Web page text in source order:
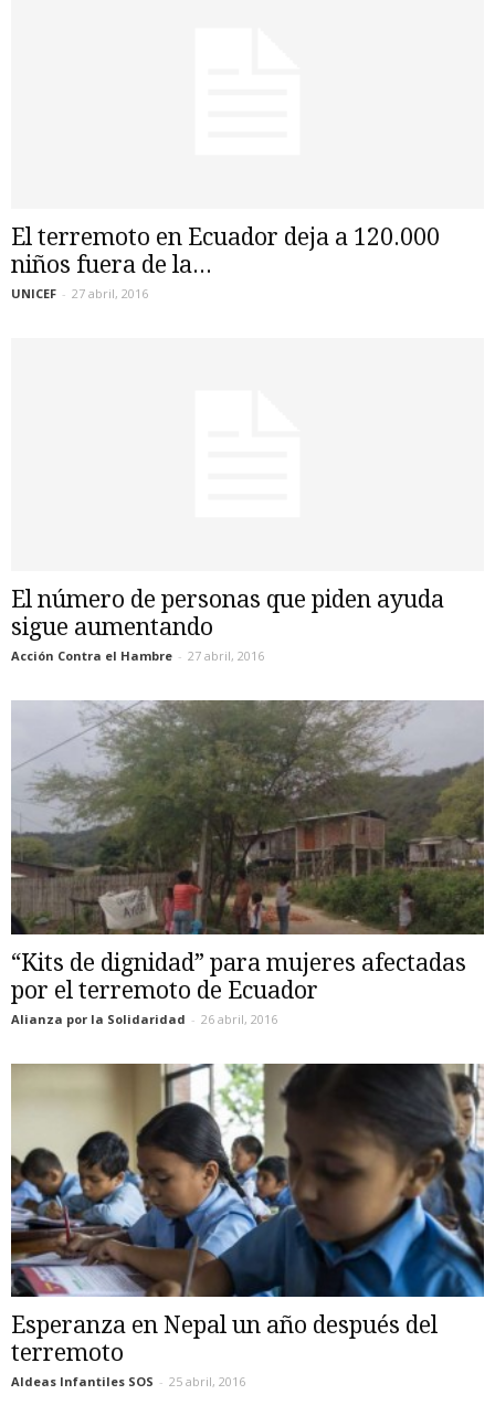
El terremoto en Ecuador deja a 120.000
niños fuera de la...
UNICEF - 27 abril, 2016
El número de personas que piden ayuda
sigue aumentando
Acción Contra el Hambre - 27 abril, 2016
“Kits de dignidad” para mujeres afectadas
por el terremoto de Ecuador
Alianza por la Solidaridad - 26 abril, 2016
Esperanza en Nepal un año después del
terremoto
Aldeas Infantiles SOS - 25 abril, 2016